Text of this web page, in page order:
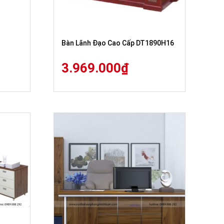
Bàn Lãnh Đạo Cao Cấp DT1890H16
3.969.000₫